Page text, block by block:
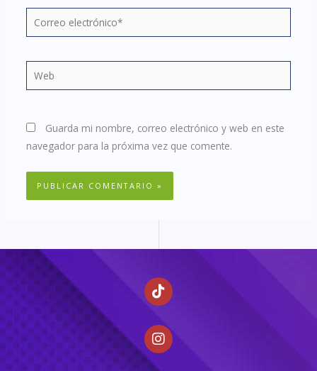
electrónico*
Web
Guarda mi nombre, correo electrónico y web en este
navegador para la próxima vez que comente.